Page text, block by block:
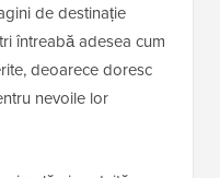
de destinație
întreabă adesea cum
deoarece doresc
nevoile lor